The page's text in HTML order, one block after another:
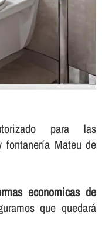
para las
fontanerí­a Mateu de
economicas de
que quedará